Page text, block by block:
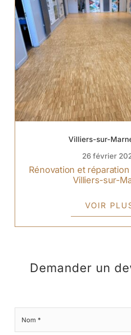
Villiers-sur-
26 février
Rénovation et réparation
Villiers-sur-
VOIR
Demander un